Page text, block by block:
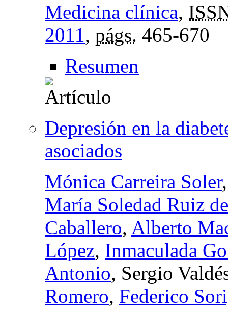
Medicina clínica,
2011, págs. 465-670
Resumen
Depresión en la
asociados
Mónica Carreira Soler
María Soledad Ruiz
Caballero, Alberto
López, Inmaculada
Antonio, Sergio
Romero, Federico